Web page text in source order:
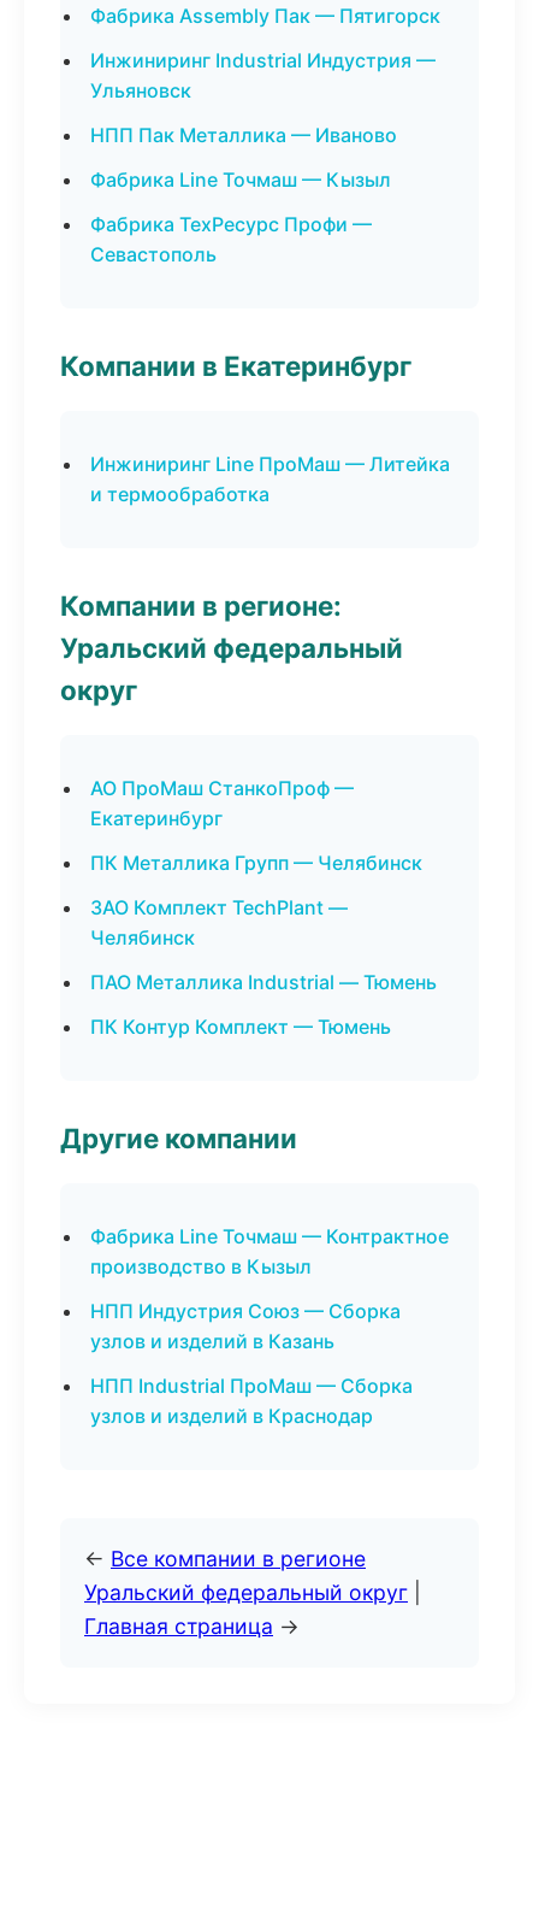
Фабрика Assembly Пак — Пятигорск
Инжиниринг Industrial Индустрия —
Ульяновск
НПП Пак Металлика — Иваново
Фабрика Line Точмаш — Кызыл
Фабрика ТехРесурс Профи —
Севастополь
Компании в Екатеринбург
Инжиниринг Line ПроМаш — Литейка
и термообработка
Компании в регионе:
Уральский федеральный
округ
АО ПроМаш СтанкоПроф —
Екатеринбург
ПК Металлика Групп — Челябинск
ЗАО Комплект TechPlant —
Челябинск
ПАО Металлика Industrial — Тюмень
ПК Контур Комплект — Тюмень
Другие компании
Фабрика Line Точмаш — Контрактное
производство в Кызыл
НПП Индустрия Союз — Сборка
узлов и изделий в Казань
НПП Industrial ПроМаш — Сборка
узлов и изделий в Краснодар
← Все компании в регионе
Уральский федеральный округ
Главная страница →